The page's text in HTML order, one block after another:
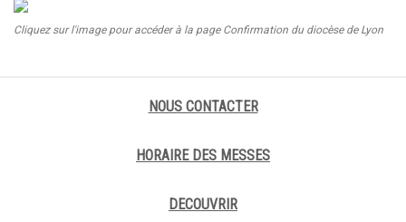
Cliquez sur l'image pour accéder à la page Confirmation du diocèse de Lyon
NOUS CONTACTER
HORAIRE DES MESSES
DECOUVRIR